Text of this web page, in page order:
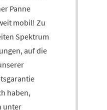
Panne
mobil! Zu
Spektrum
auf die
haben,
unter